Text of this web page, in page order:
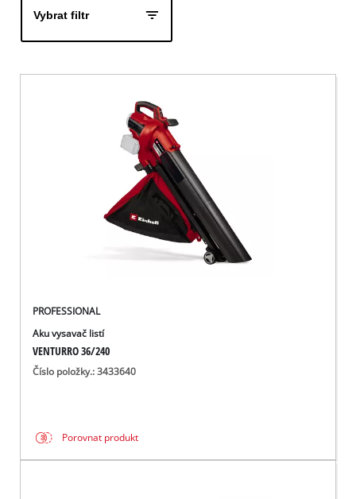
Vybrat filtr
PROFESSIONAL
Aku vysavač listí
VENTURRO 36/240
Číslo položky.: 3433640
Porovnat produkt